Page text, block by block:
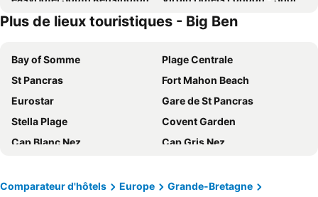
Travelodge London Docklands Central
Park Grand Paddington Court
Crowne Plaza London - Kingston By Ihg
Travelodge London Kings Cross Royal Scot
Strand Palace
Travelodge London Central City Road
Premier Inn London Hanger Lane
Holiday Inn Express London - Newbury Park, an IHG Hotel
Travelodge London Wembley
Park Grand Hyde Park
Holiday Inn Express London - Wandsworth By Ihg
The Resident Kensington
ibis budget London Whitechapel - Brick Lane
The Rockwell
Plus de lieux touristiques - Big Ben
Bay of Somme
Plage Centrale
St Pancras
Fort Mahon Beach
Eurostar
Gare de St Pancras
Stella Plage
Covent Garden
Cap Blanc Nez
Cap Gris Nez
Gare Victoria
Victoria
Comparateur d'hôtels Europe
Grande-Bretagne